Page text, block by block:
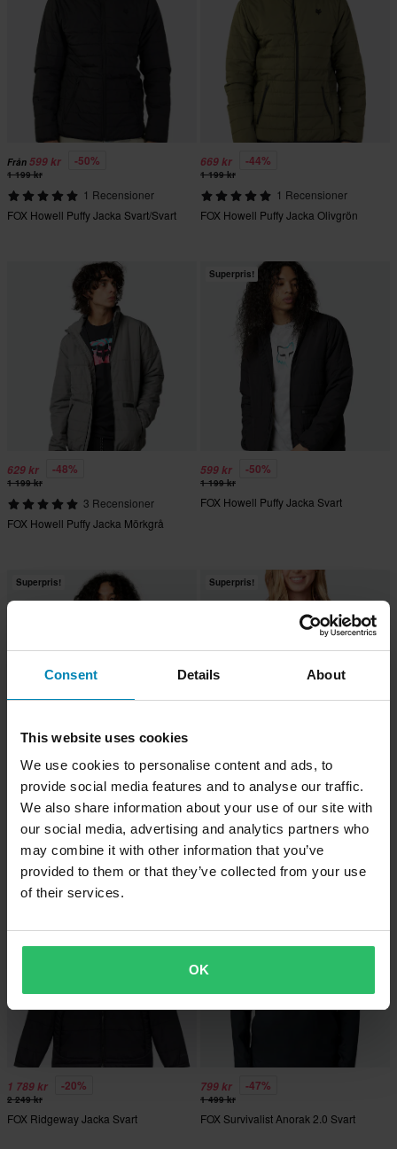
Consent Details About
This website uses cookies
We use cookies to personalise content and ads, to
provide social media features and to analyse our traffic.
We also share information about your use of our site with
our social media, advertising and analytics partners who
may combine it with other information that you’ve
provided to them or that they’ve collected from your use
of their services.
OK
Från 599 kr -50%
1 199 kr
1 Recensioner
FOX Howell Puffy Jacka Svart/Svart
669 kr -44%
1 199 kr
1 Recensioner
FOX Howell Puffy Jacka Olivgrön
629 kr -48%
1 199 kr
3 Recensioner
FOX Howell Puffy Jacka Mörkgrå
Superpris!
599 kr -50%
1 199 kr
FOX Howell Puffy Jacka Svart
Superpris!
1 549 kr
2 Recensioner
FOX Mercer Jacka Svart
Superpris!
399 kr
669 kr
FOX Pit Stop Coaches Jacka Dam
Röd
1 789 kr -20%
2 249 kr
FOX Ridgeway Jacka Svart
799 kr -47%
1 499 kr
FOX Survivalist Anorak 2.0 Svart